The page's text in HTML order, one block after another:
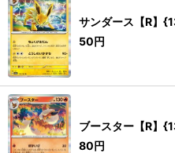
サンダース【R】
50円
ブースター【R】
80円